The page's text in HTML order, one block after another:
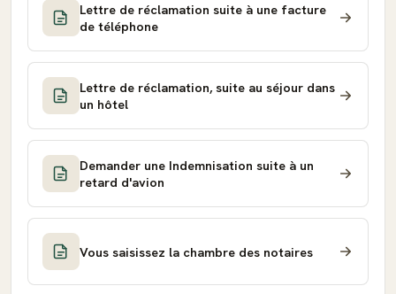
Lettre de réclamation suite à une facture
de téléphone
Lettre de réclamation, suite au séjour dans
un hôtel
Demander une Indemnisation suite à un
retard d'avion
Vous saisissez la chambre des notaires